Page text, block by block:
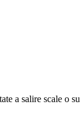
a salire scale o